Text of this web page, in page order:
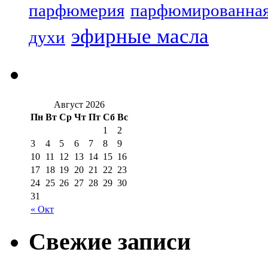
парфюмерия
духи эфирные масла
Август 2026
Пн Вт Ср Чт Пт Сб Вс
« Окт
1
2
3
4 5 6 7 8
9
10 11 12 13 14 15 16
17 18 19 20 21 22 23
24 25 26 27 28 29 30
31
Свежие записи